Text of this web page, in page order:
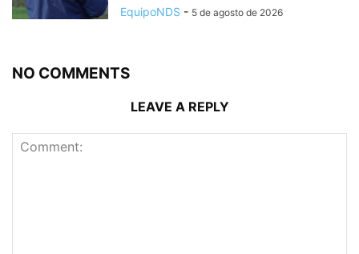
EquipoNDS - 5 de agosto de 2026
NO COMMENTS
LEAVE A REPLY